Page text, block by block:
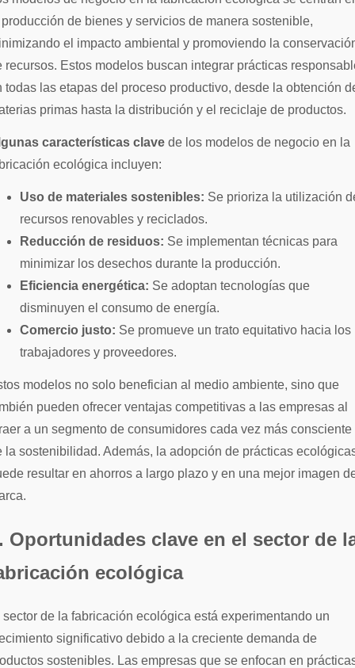
de bienes y servicios de manera sostenible,
el impacto ambiental y promoviendo la
recursos. Estos modelos buscan integrar prácticas
todas las etapas del proceso productivo, desde la obtención
primas hasta la distribución y el reciclaje de productos.
características clave de los modelos de negocio en la
ecológica incluyen:
Uso de materiales sostenibles: Se prioriza la utilización
recursos renovables y reciclados.
Reducción de residuos: Se implementan técnicas para
minimizar los desechos durante la producción.
Eficiencia energética: Se adoptan tecnologías que
disminuyen el consumo de energía.
Comercio justo: Se promueve un trato equitativo hacia los
trabajadores y proveedores.
modelos no solo benefician al medio ambiente, sino que
pueden ofrecer ventajas competitivas a las empresas al
a un segmento de consumidores cada vez más consciente
la sostenibilidad. Además, la adopción de prácticas
resultar en ahorros a largo plazo y en una mejor imagen
Oportunidades clave en el sector de
ecológica
sector de la fabricación ecológica está experimentando un
significativo debido a la creciente demanda de
sostenibles. Las empresas que se enfocan en